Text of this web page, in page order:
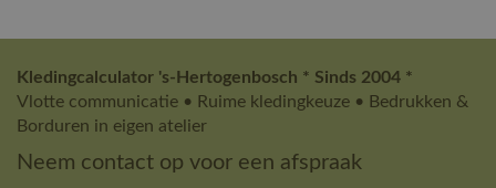
Kledingcalculator 's-Hertogenbosch * Sinds 2004 *
Vlotte communicatie • Ruime kledingkeuze • Bedrukken &
Borduren in eigen atelier
Neem contact op voor een afspraak